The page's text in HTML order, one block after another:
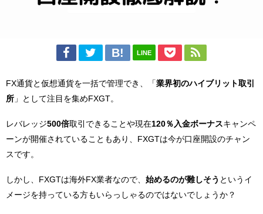
LINE
FX通貨と仮想通貨を一括で管理でき、「 業界初のハイブリット取引
所 」として注目を集めFXGT。
レバレッジ500倍取引できることや現在120％入金ボーナス キャンペ
ーンが開催されていることもあり、FXGTは今が口座開設のチャン
スです。
しかし、FXGTは海外FX業者なので、 始めるのが難しそう というイ
メージを持っている方もいらっしゃるのではないでしょうか？